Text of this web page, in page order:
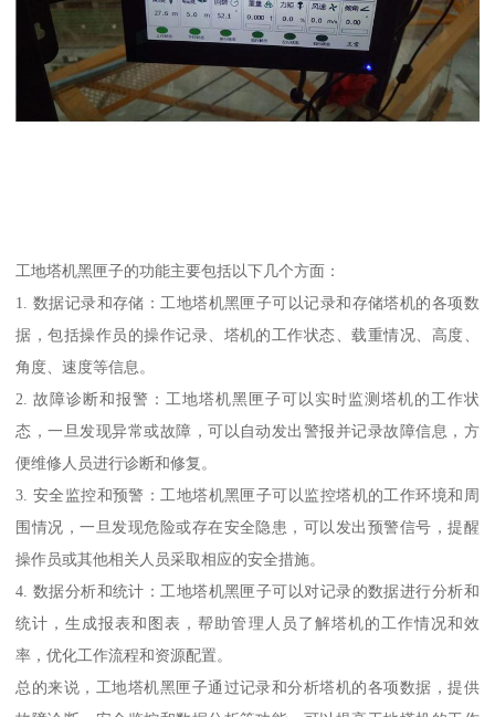
工地塔机黑匣子的功能主要包括以下几个方面：
1. 数据记录和存储：工地塔机黑匣子可以记录和存储塔机的各项数
据，包括操作员的操作记录、塔机的工作状态、载重情况、高度、
角度、速度等信息。
2. 故障诊断和报警：工地塔机黑匣子可以实时监测塔机的工作状
态，一旦发现异常或故障，可以自动发出警报并记录故障信息，方
便维修人员进行诊断和修复。
3. 安全监控和预警：工地塔机黑匣子可以监控塔机的工作环境和周
围情况，一旦发现危险或存在安全隐患，可以发出预警信号，提醒
操作员或其他相关人员采取相应的安全措施。
4. 数据分析和统计：工地塔机黑匣子可以对记录的数据进行分析和
统计，生成报表和图表，帮助管理人员了解塔机的工作情况和效
率，优化工作流程和资源配置。
总的来说，工地塔机黑匣子通过记录和分析塔机的各项数据，提供